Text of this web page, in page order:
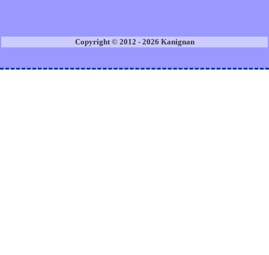
Copyright © 2012 - 2026 Kanignan